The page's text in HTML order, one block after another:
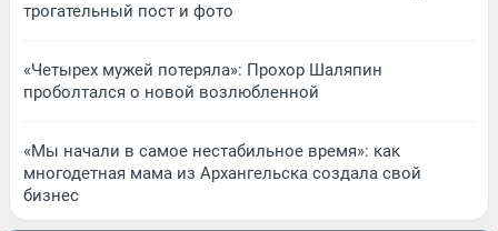
трогательный пост и фото
«Четырех мужей потеряла»: Прохор Шаляпин
проболтался о новой возлюбленной
«Мы начали в самое нестабильное время»: как
многодетная мама из Архангельска создала свой
бизнес